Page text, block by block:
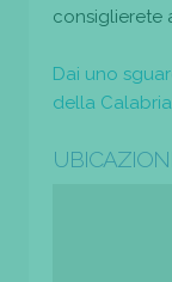
consiglierete
Dai uno
della